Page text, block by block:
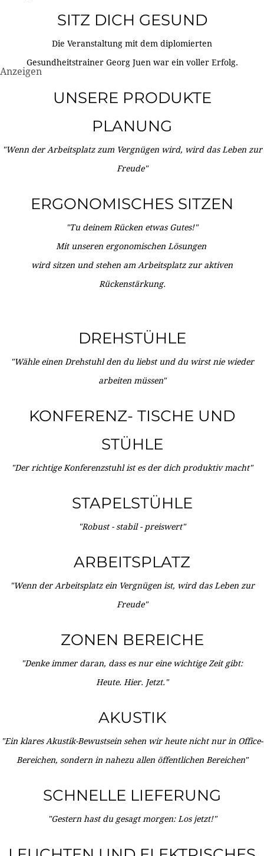
SITZ DICH GESUND
Die Veranstaltung mit dem diplomierten
Gesundheitstrainer Georg Juen war ein voller Erfolg.
Anzeigen
UNSERE PRODUKTE
PLANUNG
"Wenn der Arbeitsplatz zum Vergnügen wird, wird das Leben zur
Freude"
ERGONOMISCHES SITZEN
"Tu deinem Rücken etwas Gutes!"
Mit unseren ergonomischen Lösungen
wird sitzen und stehen am Arbeitsplatz zur aktiven
Rückenstärkung.
DREHSTÜHLE
"Wähle einen Drehstuhl den du liebst und du wirst nie wieder
arbeiten müssen"
KONFERENZ- TISCHE UND
STÜHLE
"Der richtige Konferenzstuhl ist es der dich produktiv macht"
STAPELSTÜHLE
"Robust - stabil - preiswert"
ARBEITSPLATZ
"Wenn der Arbeitsplatz ein Vergnügen ist, wird das Leben zur
Freude"
ZONEN BEREICHE
"Denke immer daran, dass es nur eine wichtige Zeit gibt:
Heute. Hier. Jetzt."
AKUSTIK
"Ein klares Akustik-Bewustsein sehen wir heute nicht nur in Office-
Bereichen, sondern in nahezu allen öffentlichen Bereichen"
SCHNELLE LIEFERUNG
"Gestern hast du gesagt morgen: Los jetzt!"